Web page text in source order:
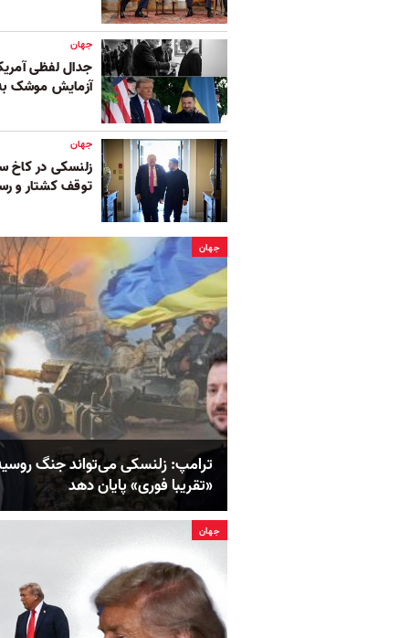
جهان
جدال لفظی
آزمایش موشک
جهان
زلنسکی در کاخ
توقف کشتار و
جهان
ترامپ: زلنسکی می‌تواند جنگ
«تقریبا فوری» پایان دهد
جهان